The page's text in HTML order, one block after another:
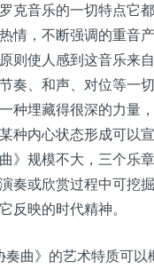
克音乐的一切特点它
情，不断强调的重音
则使人感到这音乐来
奏、和声、对位等一
种埋藏得很深的力量
种内心状态形成可以
》规模不大，三个乐
奏或欣赏过程中可挖
反映的时代精神。
奏曲》的艺术特质可